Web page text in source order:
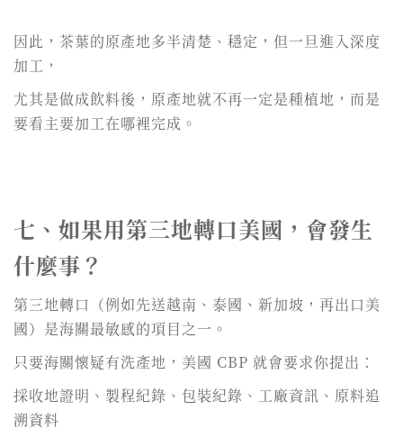
因此，茶葉的原產地多半清楚、穩定，但一旦進入深度
加工，
尤其是做成飲料後，原產地就不再一定是種植地，而是
要看主要加工在哪裡完成。
七、如果用第三地轉口美國，會發生
什麼事？
第三地轉口（例如先送越南、泰國、新加坡，再出口美
國）是海關最敏感的項目之一。
只要海關懷疑有洗產地，美國 CBP 就會要求你提出：
採收地證明、製程紀錄、包裝紀錄、工廠資訊、原料追
溯資料